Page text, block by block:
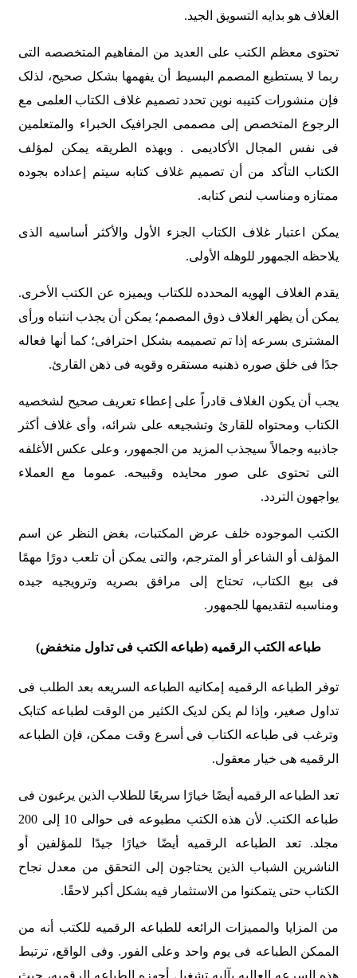
الغلاف هو بدایه التسویق الجید.
تحتوی معظم الکتب على العدید من المفاهیم المتخصصه التی
ربما لا یستطیع المصمم البسیط أن یفهمها بشکل صحیح، لذلک
فإن منشورات کتیبه نوین تحدد تصمیم غلاف الکتاب العلمی مع
الرجوع المتخصص إلى مصممی الجرافیک الخبراء والمتعلمین
فی نفس المجال الأکادیمی . وبهذه الطریقه یمکن لمؤلف
الکتاب التأکد من أن تصمیم غلاف کتابه سیتم إعداده بجوده
ممتازه ومناسب لنص کتابه.
یمکن اعتبار غلاف الکتاب الجزء الأول والأکثر أساسیه الذی
یلاحظه الجمهور للوهله الأولى.
یقدم الغلاف الهویه المحدده للکتاب ویمیزه عن الکتب الأخرى.
یمکن أن یظهر الغلاف ذوق المصمم؛ یمکن أن یجذب انتباه ورأی
المشتری بسرعه إذا تم تصمیمه بشکل احترافی؛ کما أنها فعاله
جدًا فی خلق صوره ذهنیه مستقره وقویه فی ذهن القارئ.
یجب أن یکون الغلاف قادراً على إعطاء تعریف صحیح لشخصیه
الکتاب ومحتواه للقارئ وتشجیعه على شرائه، وأی غلاف أکثر
جاذبیه وجمالاً سیجذب المزید من الجمهور، وعلى عکس الأغلفه
التی تحتوی على صور محایده وقبیحه. عموما مع العملاء
یواجهون التردد.
الکتب الموجوده خلف عرض المکتبات، بغض النظر عن اسم
المؤلف أو الشاعر أو المترجم، والتی یمکن أن تلعب دورًا مهمًا
فی بیع الکتاب، تحتاج إلى مرافق بصریه وترویجیه جیده
ومناسبه لتقدیمها للجمهور.
طباعه الکتب الرقمیه (طباعه الکتب فی تداول منخفض)
توفر الطباعه الرقمیه إمکانیه الطباعه السریعه بعد الطلب فی
تداول صغیر، وإذا لم یکن لدیک الکثیر من الوقت لطباعه کتابک
وترغب فی طباعه الکتاب فی أسرع وقت ممکن، فإن الطباعه
الرقمیه هی خیار معقول.
تعد الطباعه الرقمیه أیضًا خیارًا سریعًا للطلاب الذین یرغبون فی
طباعه الکتب. لأن هذه الکتب مطبوعه فی حوالی 10 إلى 200
مجلد. تعد الطباعه الرقمیه أیضًا خیارًا جیدًا للمؤلفین أو
الناشرین الشباب الذین یحتاجون إلى التحقق من معدل نجاح
الکتاب حتى یتمکنوا من الاستثمار فیه بشکل أکبر لاحقًا.
من المزایا والممیزات الرائعه للطباعه الرقمیه للکتب أنه من
الممکن الطباعه فی یوم واحد وعلى الفور. وفی الواقع، ترتبط
هذه السرعه العالیه بآلیه تشغیل أجهزه الطباعه الرقمیه، حیث